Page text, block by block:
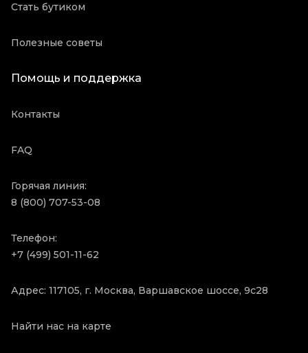
Стать бутиком
Полезные советы
Помощь и поддержка
Контакты
FAQ
Горячая линия:
8 (800) 707-53-08
Телефон:
+7 (499) 501-11-62
Адрес: 117105, г. Москва, Варшавское шоссе, 9с28
Найти нас на карте